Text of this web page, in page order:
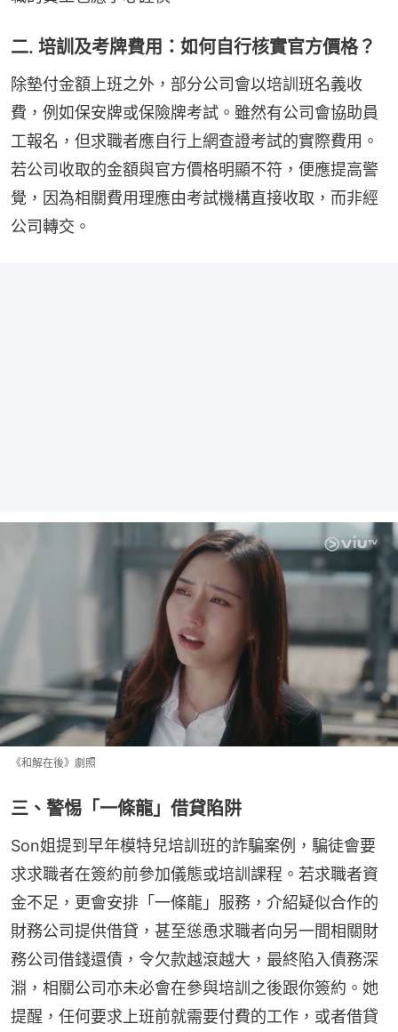
二. 培訓及考牌費用：如何自行核實官方價格？
除墊付金額上班之外，部分公司會以培訓班名義收
費，例如保安牌或保險牌考試。雖然有公司會協助員
工報名，但求職者應自行上網查證考試的實際費用。
若公司收取的金額與官方價格明顯不符，便應提高警
覺，因為相關費用理應由考試機構直接收取，而非經
公司轉交。
《和解在後》劇照
三、警惕「一條龍」借貸陷阱
Son姐提到早年模特兒培訓班的詐騙案例，騙徒會要
求求職者在簽約前參加儀態或培訓課程。若求職者資
金不足，更會安排「一條龍」服務，介紹疑似合作的
財務公司提供借貸，甚至慫恿求職者向另一間相關財
務公司借錢還債，令欠款越滾越大，最終陷入債務深
淵，相關公司亦未必會在參與培訓之後跟你簽約。她
提醒，任何要求上班前就需要付費的工作，或者借貸